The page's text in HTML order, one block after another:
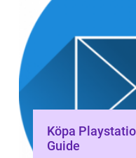
Köpa
Guide